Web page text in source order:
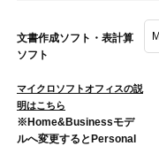
文書作成ソフト・表計算
ソフト
マイクロソフトオフィスの説
明はこちら
※Home&Businessモデ
ルへ変更するとPersonal